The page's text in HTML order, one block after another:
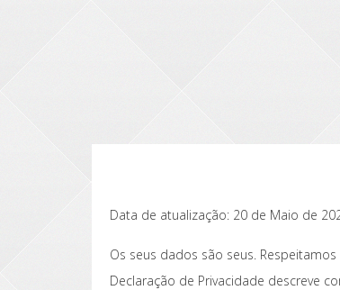
Data de atualização: 20 de Maio de
Os seus dados são seus.
Declaração de Privacidade descreve